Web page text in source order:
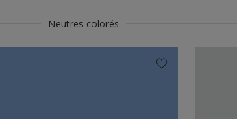
Neutres colorés